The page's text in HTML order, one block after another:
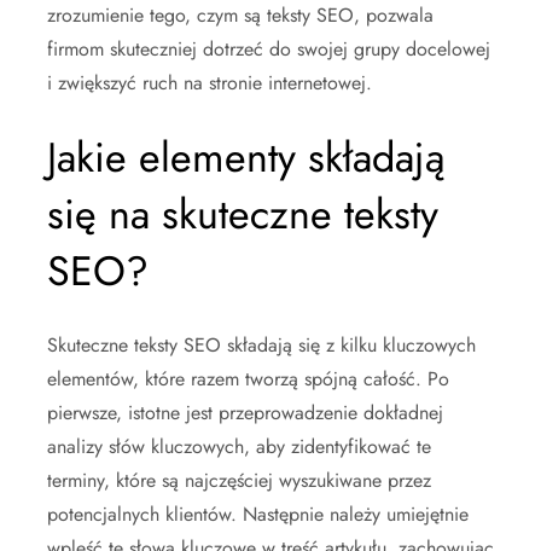
zrozumienie tego, czym są teksty SEO, pozwala
firmom skuteczniej dotrzeć do swojej grupy docelowej
i zwiększyć ruch na stronie internetowej.
Jakie elementy składają
się na skuteczne teksty
SEO?
Skuteczne teksty SEO składają się z kilku kluczowych
elementów, które razem tworzą spójną całość. Po
pierwsze, istotne jest przeprowadzenie dokładnej
analizy słów kluczowych, aby zidentyfikować te
terminy, które są najczęściej wyszukiwane przez
potencjalnych klientów. Następnie należy umiejętnie